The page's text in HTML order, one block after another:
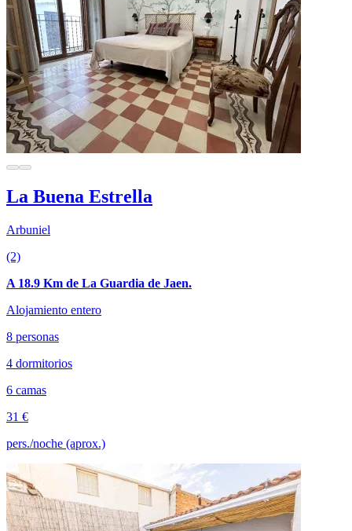
La Buena Estrella
Arbuniel
(2)
A 18.9 Km de La Guardia de Jaen.
Alojamiento entero
8 personas
4 dormitorios
6 camas
31 €
pers./noche (aprox.)